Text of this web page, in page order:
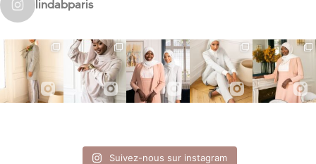
lindabparis
Suivez-nous sur instagram